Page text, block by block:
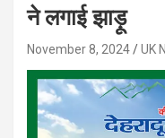
ने लगाई झाड़ू
November 8, 2024 UK